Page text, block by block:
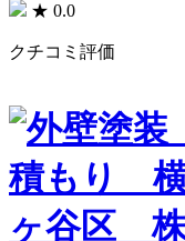
★ 0.0
クチコミ評価